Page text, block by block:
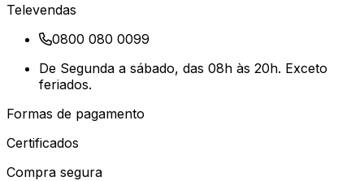
Televendas
0800 080 0099
De Segunda a sábado, das 08h às 20h. Exceto
feriados.
Formas de pagamento
Certificados
Compra segura